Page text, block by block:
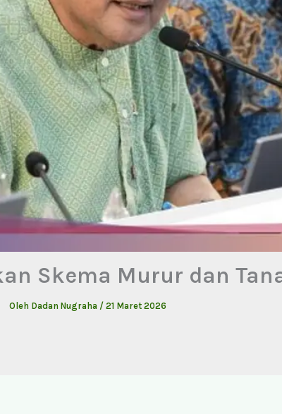
Skema Murur dan
Oleh Dadan Nugraha / 21 Maret 2026